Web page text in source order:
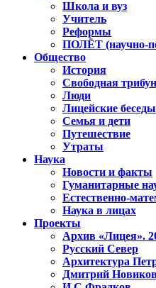
Школа и вуз
Учитель
Реформы
ПОЛЁТ (научно-
Общество
История
Свободная
Люди
Лицейские беседы
Семья и дети
Путешествие
Утраты
Наука
Новости и факты
Гуманитарные
Естественно-
Наука в лицах
Проекты
Архив «Лицея».
Русский Север
Архитектура
Дмитрий